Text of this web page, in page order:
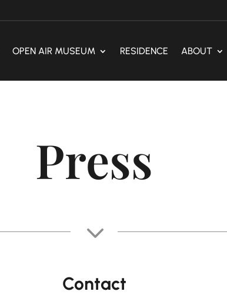
OPEN AIR MUSEUM RESIDENCE ABOUT
Press
3
Contact